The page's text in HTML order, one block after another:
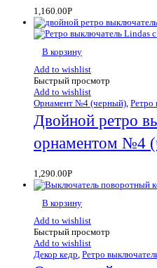
1,160.00Р
В корзину
Add to wishlist
Быстрый просмотр
Add to wishlist
Орнамент №4 (черный), Ретро
Двойной ретро
орнаментом №4
1,290.00Р
В корзину
Add to wishlist
Быстрый просмотр
Add to wishlist
Декор кедр, Ретро